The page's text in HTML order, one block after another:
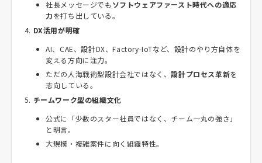
社長メッセージでも ソフトウェアファースト時代への適応
力を打ち出している。
DX活用が明確
AI、CAE、設計DX、Factory-IoTなど、設計のやり方自体を
変える方向に注力。
ただの人海戦術型設計会社ではなく、設計プロセス革新を
志向している。
チームワーク型の組織文化
公式に「少数のスター社員ではなく、チーム一丸の強さ」
と明言。
大規模・複雑案件に向く組織特性。